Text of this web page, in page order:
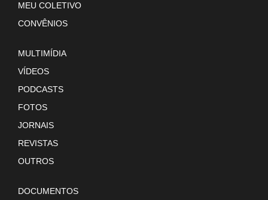
MEU COLETIVO
CONVÊNIOS
MULTIMÍDIA
VÍDEOS
PODCASTS
FOTOS
JORNAIS
REVISTAS
OUTROS
DOCUMENTOS